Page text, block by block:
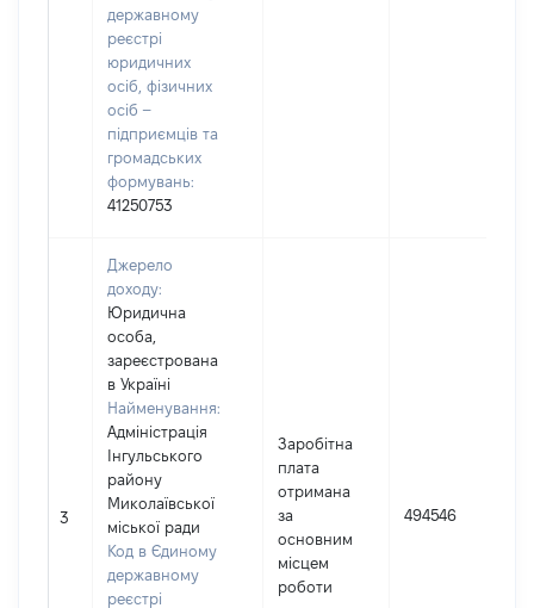
державному
реєстрі
юридичних
осіб, фізичних
осіб –
підприємців та
громадських
формувань:
41250753
3
Джерело
доходу:
Юридична
особа,
зареєстрована
в Україні
Найменування:
Адміністрація
Інгульського
району
Миколаївської
міської ради
Код в Єдиному
державному
реєстрі
Заробітна
плата
отримана
за
основним
місцем
роботи
494546